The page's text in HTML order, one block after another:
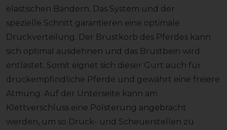
elastischen Bändern. Das System und der
spezielle Schnitt garantieren eine optimale
Druckverteilung. Der Brustkorb des Pferdes kann
sich optimal ausdehnen und das Brustbein wird
entlastet. Somit eignet sich dieser Gurt auch für
druckempfindliche Pferde und gewährt eine freiere
Atmung. Auf der Unterseite kann am
Klettverschluss eine Polsterung angebracht
werden, um so Druck- und Scheuerstellen zu